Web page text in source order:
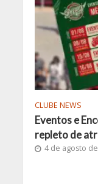
CLUBE NEWS
Eventos e
repleto de
4 de agosto